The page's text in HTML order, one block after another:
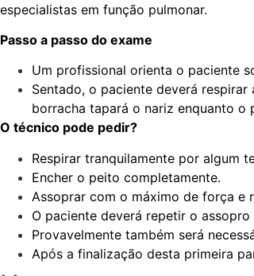
especialistas em função pulmonar.
Passo a passo do exame
Um profissional orienta o paciente
Sentado, o paciente deverá
borracha tapará o nariz enquanto o
O técnico pode pedir?
Respirar tranquilamente por algum
Encher o peito completamente.
Assoprar com o máximo de força e
O paciente deverá repetir o
Provavelmente também será
Após a finalização desta primeira